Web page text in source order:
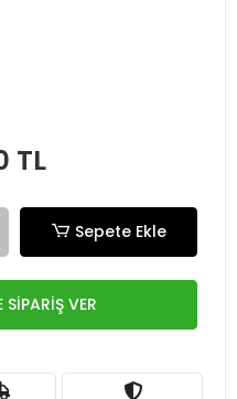
TL
Sepete Ekle
SİPARİŞ VER